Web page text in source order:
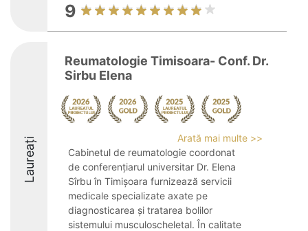
9
Laureați
Reumatologie Timisoara- Conf. Dr.
Sirbu Elena
Arată mai multe >>
Cabinetul de reumatologie coordonat
de conferențiarul universitar Dr. Elena
Sîrbu în Timișoara furnizează servicii
medicale specializate axate pe
diagnosticarea și tratarea bolilor
sistemului musculoscheletal. În calitate